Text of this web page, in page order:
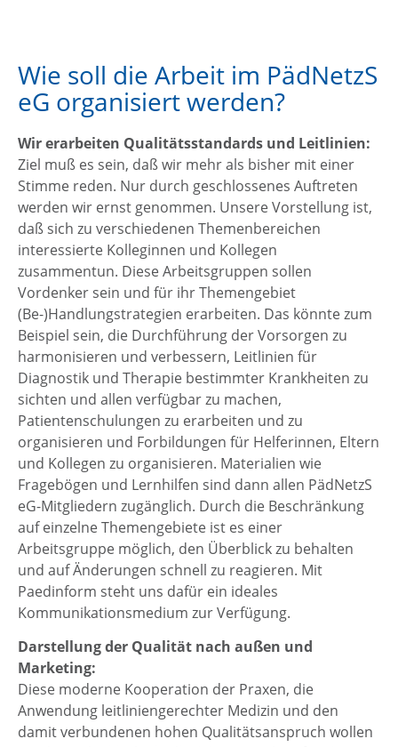
Wie soll die Arbeit im PädNetzS
eG organisiert werden?
Wir erarbeiten Qualitätsstandards und Leitlinien:
Ziel muß es sein, daß wir mehr als bisher mit einer
Stimme reden. Nur durch geschlossenes Auftreten
werden wir ernst genommen. Unsere Vorstellung ist,
daß sich zu verschiedenen Themenbereichen
interessierte Kolleginnen und Kollegen
zusammentun. Diese Arbeitsgruppen sollen
Vordenker sein und für ihr Themengebiet
(Be-)Handlungstrategien erarbeiten. Das könnte zum
Beispiel sein, die Durchführung der Vorsorgen zu
harmonisieren und verbessern, Leitlinien für
Diagnostik und Therapie bestimmter Krankheiten zu
sichten und allen verfügbar zu machen,
Patientenschulungen zu erarbeiten und zu
organisieren und Forbildungen für Helferinnen, Eltern
und Kollegen zu organisieren. Materialien wie
Fragebögen und Lernhilfen sind dann allen PädNetzS
eG-Mitgliedern zugänglich. Durch die Beschränkung
auf einzelne Themengebiete ist es einer
Arbeitsgruppe möglich, den Überblick zu behalten
und auf Änderungen schnell zu reagieren. Mit
Paedinform steht uns dafür ein ideales
Kommunikationsmedium zur Verfügung.
Darstellung der Qualität nach außen und
Marketing:
Diese moderne Kooperation der Praxen, die
Anwendung leitliniengerechter Medizin und den
damit verbundenen hohen Qualitätsanspruch wollen